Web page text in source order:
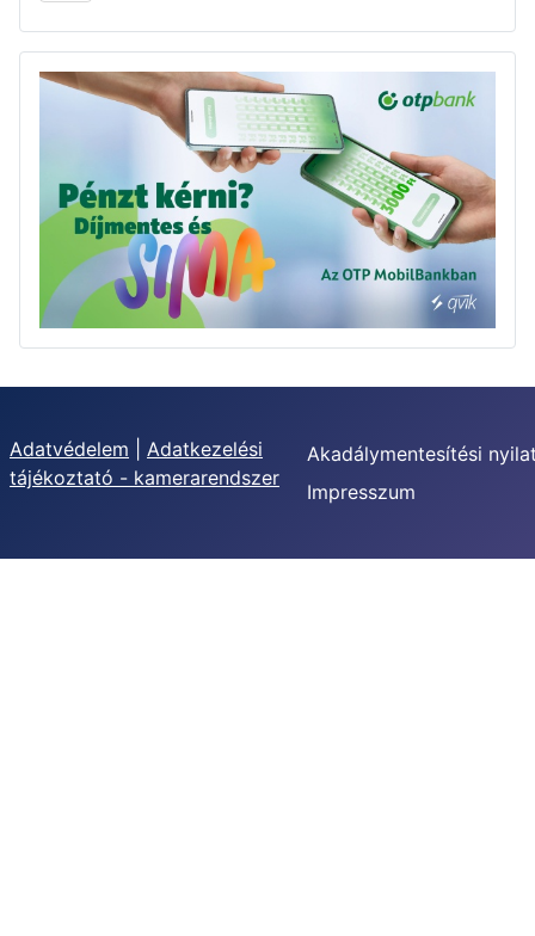
Adatvédelem
Adatkezelési
tájékoztató - kamerarendszer
Akadálymentesítési
Impresszum